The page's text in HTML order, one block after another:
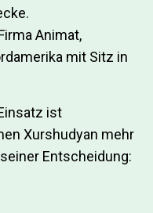
Animat,
mit Sitz in
ist
Xurshudyan mehr
Entscheidung: